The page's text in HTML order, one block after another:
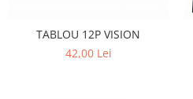
TABLOU 12P VISION
42,00 Lei